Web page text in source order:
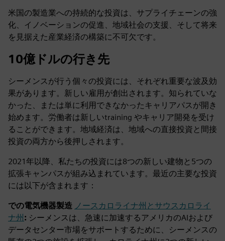
米国の製造業への持続的な投資は、サプライチェーンの強
化、イノベーションの促進、地域社会の支援、そして将来
を見据えた産業経済の構築に不可欠です。
10億ドルの行き先
シーメンスが行う個々の投資には、それぞれ重要な波及効
果があります。新しい雇用が創出されます。知られていな
かった、または単に利用できなかったキャリアパスが開き
始めます。労働者は新しいtraining やキャリア開発を受け
ることができます。地域経済は、地域への直接投資と間接
投資の両方から後押しされます。
2021年以降、私たちの投資には8つの新しい建物と5つの
拡張キャンパスが組み込まれています。最近の主要な投資
には以下が含まれます：
での電気機器製造 ノースカロライナ州とサウスカロライ
ナ州 : シーメンスは、急速に加速するアメリカのAIおよび
データセンター市場をサポートするために、シーメンスの